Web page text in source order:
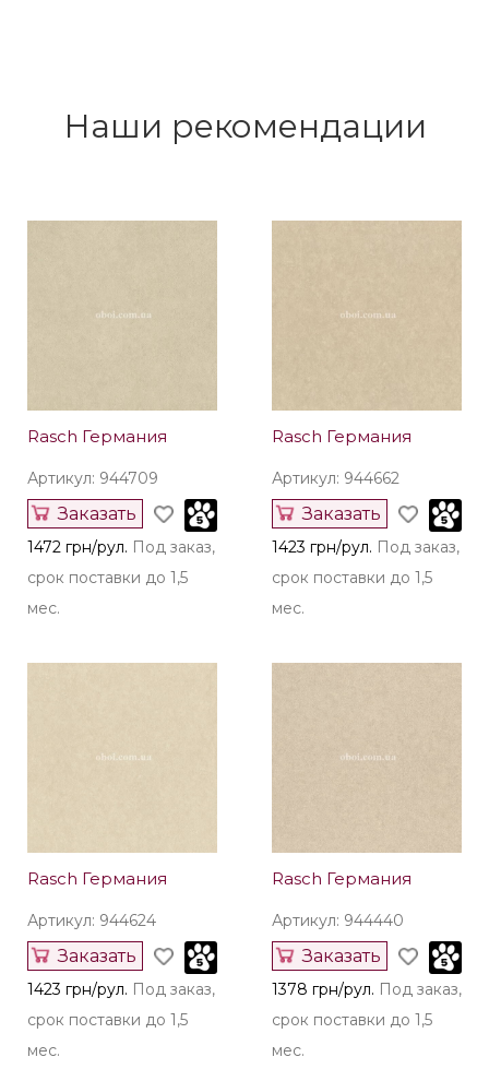
Наши рекомендации
Rasch Германия
Артикул: 944709
Заказать
1472 грн/рул. Под заказ,
срок поставки до 1,5
мес.
Rasch Германия
Артикул: 944662
Заказать
1423 грн/рул. Под заказ,
срок поставки до 1,5
мес.
Rasch Германия
Артикул: 944624
Заказать
1423 грн/рул. Под заказ,
срок поставки до 1,5
мес.
Rasch Германия
Артикул: 944440
Заказать
1378 грн/рул. Под заказ,
срок поставки до 1,5
мес.